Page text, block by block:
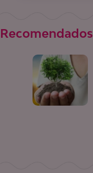
Recomendados